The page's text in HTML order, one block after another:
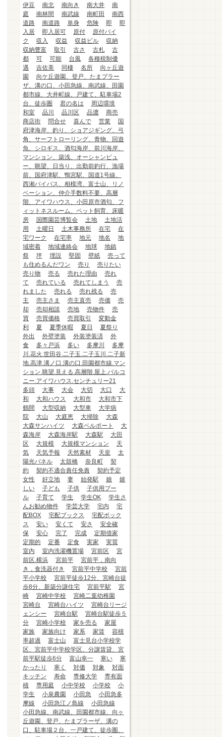
伊豆
南北 南向き 南大井
南
庭
南林間 南武線 南町田
南西
道路
南道路 単身 危険 即
即
入居
即入居可 原付
原付バイ
ク
収入 収益 収益ビル
収納
収納豊富
取引 古さ 古札
古
都
可 可能 台風
各種税制優
遇
吉佐美 同棲 名所
向ヶ丘遊
園
向ケ丘遊園、登戸、たまプラー
ザ、溝の口、小田急線、南武線、田園
都市線、大井町線、戸建て、駐車場2
台、徒歩圏
君の名は
周辺環境
和室
品川 品川区 品濃
商売
商店街
問合せ 喜んで 営業
国
府津海岸、釣り、ショアジギング、弓
角、サーフトローリング、青物、回遊
魚、シロギス、酒匂海岸、前川海岸、
マンション、築浅、オーシャンビュ
ー、眺望、日当り、出勤前釣行、漁場
前、国府津駅、鴨宮駅、国道1号線、
西湘バイパス、相模湾、富士山、リノ
ベーション、仲介手数料不要、高層
階、アイワハウス、小田原市酒匂、フ
ィットネスルーム、ペット飼育、床暖
房
国際園芸博覧会 土地
土地活
用
土曜日 土木事務所 在宅
在
宅ワーク
在宅率 地元 地名
地
域密着
地域連絡会 地球
地鎮
祭
坪 埋設 堅固 壁紙
売って
も住めるんだワン
売り
売りたい
売り物
売る 売れた理由
売れ
て
売れている 売れてしまう
売
れました
売れる 売れ残る
売
主
売主さま 売主直売 売価
売
却
売却相談 売地 売物件
売
買
売買価格 売買取引
変動金
利
夏 夏季休暇 夏日
夏祭り
外出
外壁塗装 外装塗装済
外
食
多々戸浜 多い 多摩川
多摩
川.花火.世田谷.二子玉.二子玉川.二子新
地.高津.溝ノ口.溝の口.田園都市線.マン
ション.眺望.見える.高層階.屋上.バルコ
ニー.アイワハウス.センチュリー21
多頭
大事 大会 大切 大口
大
和
大和ハウス 大和市
大和市下
鶴間
大型収納 大型車
大学病
院
大山 大庭恵 大掃除
大森
大森サンハイツ
大森ベルポート
大
森海岸
大森海岸駅 大森駅
大田
区
大規模 大規模マンション
天
気
天気予報 天然素材 天皇
太
陽光パネル
太鼓橋 奈良町
契
約
契約不適合責任免責
契約予定
女性
好立地 妻 始発駅 娘
嬉
しい
子ども 子供
子供用プー
ル
子育て 学生 学生OK
学生さ
んお勧め物件
学芸大学 宅内
宅
配BOX
宅配ブックス
宅配ボック
ス
安い 安くて 安さ
安全確
保
安心 完了 完成
定期借家
定期的
定番 定食 実家
実質
室内
室内洗濯機置場 宮前区
宮
前区.横浜
宮前平
宮前平，南向
き，食洗器付き
宮前平中学校
宮前
平小学校
宮前平徒歩12分、宮崎台徒
歩8分、新築分譲住宅
宮前平駅
宮
崎
宮崎中学校
宮崎二葉幼稚園
宮崎台
宮崎台ハイツ
宮崎台リージ
ェンシー
宮崎台駅
宮崎台駅徒歩５
分
宮崎小学校 家を売る
家屋
家族
家族向け 家系 家賃
容積
率超過
富士山
富士見台小学校学
区、宮前平中学校学区、分譲賃貸、宮
前平駅徒歩6分
富山幸一 寒い
寒
かったり
寒く 対価 対象
対面
キッチン
寿命 専修大学
専有面
積
専用庭 小中学校 小学校
小
学生
小泉農園 小田急
小田急多
摩線
小田急江ノ島線
小田急線
小田急線、南武線、田園都市線、向ヶ
丘遊園、登戸、たまプラーザ、溝の
口、駐車場２台、一戸建て、徒歩圏、